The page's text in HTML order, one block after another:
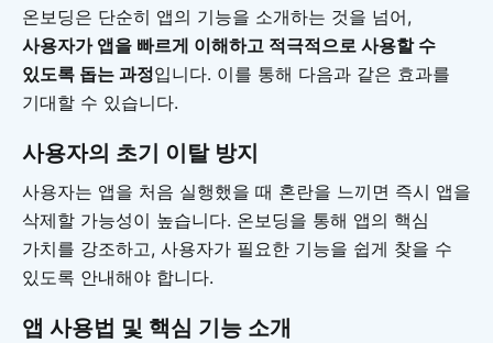
온보딩은 단순히 앱의 기능을 소개하는 것을 넘어,
사용자가 앱을 빠르게 이해하고 적극적으로 사용할 수
있도록 돕는 과정입니다. 이를 통해 다음과 같은 효과를
기대할 수 있습니다.
사용자의 초기 이탈 방지
사용자는 앱을 처음 실행했을 때 혼란을 느끼면 즉시 앱을
삭제할 가능성이 높습니다. 온보딩을 통해 앱의 핵심
가치를 강조하고, 사용자가 필요한 기능을 쉽게 찾을 수
있도록 안내해야 합니다.
앱 사용법 및 핵심 기능 소개